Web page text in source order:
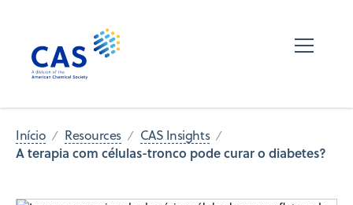
Início Resources CAS Insights
A terapia com células-tronco pode curar o diabetes?